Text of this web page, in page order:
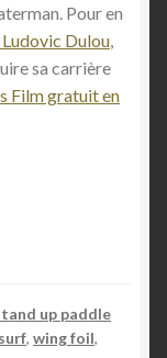
Pour en
Ludovic Dulou,
sa carrière
Film gratuit en
up paddle
, wing foil,